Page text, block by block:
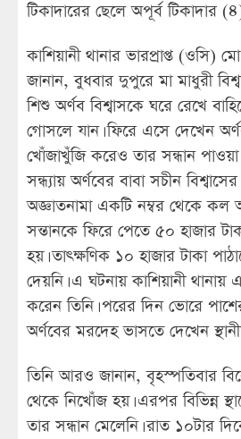
টিকাদারের ছেলে অপূর্ব টিকাদার
কাশিয়ানী থানার ভারপ্রাপ্ত (ওসি)
জানান, বুধবার দুপুরে মা মাধুরী
শিশু অর্ণব বিশ্বাসকে ঘরে রেখে
গোসলে যান। ফিরে এসে দেখেন
খোঁজাখুঁজি করেও তার সন্ধান পাওয়া
সন্ধ্যায় অর্ণবের বাবা সচীন
অজ্ঞাতনামা একটি নম্বর থেকে
সন্তানকে ফিরে পেতে ৫০ হাজার
হয়। তাৎক্ষণিক ১০ হাজার টাকা
দেয়নি। এ ঘটনায় কাশিয়ানী
করেন তিনি। পরের দিন ভোরে
অর্ণবের মরদেহ ভাসতে দেখেন
তিনি আরও জানান, বৃহস্পতিবার
থেকে নিখোঁজ হয়। এরপর বিভিন্ন
তার সন্ধান মেলেনি। রাত ১০টার